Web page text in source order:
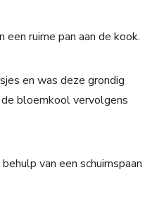
een ruime pan aan de kook.
en was deze grondig
bloemkool vervolgens
van een schuimspaan